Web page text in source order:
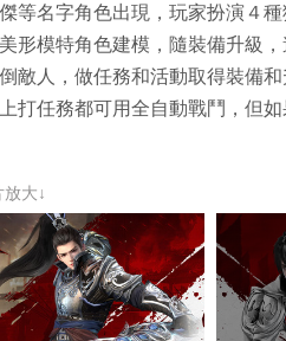
等名字角色出現，玩家扮演４
形模特角色建模，隨裝備升級
敵人，做任務和活動取得裝備
打任務都可用全自動戰鬥，但
放大↓